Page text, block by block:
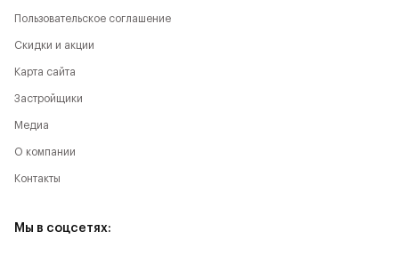
Пользовательское соглашение
Скидки и акции
Карта сайта
Застройщики
Медиа
О компании
Контакты
Мы в соцсетях: